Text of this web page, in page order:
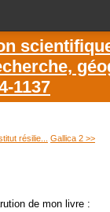
1137
résilie... Gallica 2 >>
de mon livre :